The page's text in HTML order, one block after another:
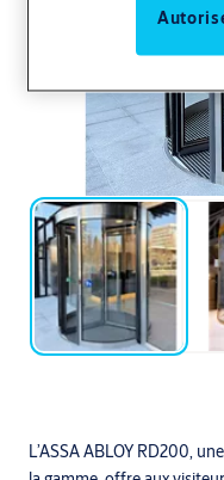
L’ASSA ABLOY RD200, une